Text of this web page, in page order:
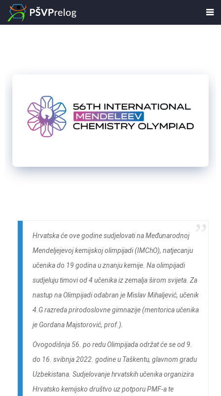
Hrvatska će ove godine sudjelovati na Međunarodnoj
Mendeljejevoj kemijskoj olimpijadi (IMChO), natjecanju
učenika do 19 godina u znanju kemije. Na olimpijadi
sudjeluju timovi od 4 učenika iz zemalja širom svijeta. Za
nastup na Olimpijadi odabran je Mislav Mihaljević, učenik
4.G razreda prirodoslovne gimnazije (mentorica učenika
je Gordana Majstorović, prof.).
Ovogodišnja 56. po redu Olimpijada održat će se od 9.
do 16. svibnja 2022. godine u Taškentu, glavnom gradu
Uzbekistana. Sudjelovanje hrvatskih učenika organizira
Hrvatsko kemijsko društvo uz potporu PMF-a te